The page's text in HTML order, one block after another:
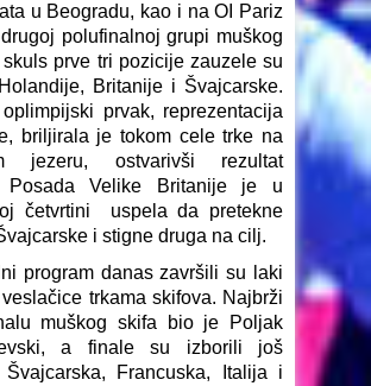
u Beogradu, kao i na OI Pariz
polufinalnoj grupi muškog
skuls prve tri pozicije zauzele su
Britanije i Švajcarske.
prvak, reprezentacija
briljirala je tokom cele trke na
jezeru, ostvarivši rezultat
Posada Velike Britanije je u
četvrtini uspela da pretekne
i stigne druga na cilj.
program danas završili su laki
trkama skifova. Najbrži
muškog skifa bio je Poljak
a finale su izborili još
Švajcarska, Francuska, Italija i